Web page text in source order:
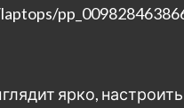
ярко,